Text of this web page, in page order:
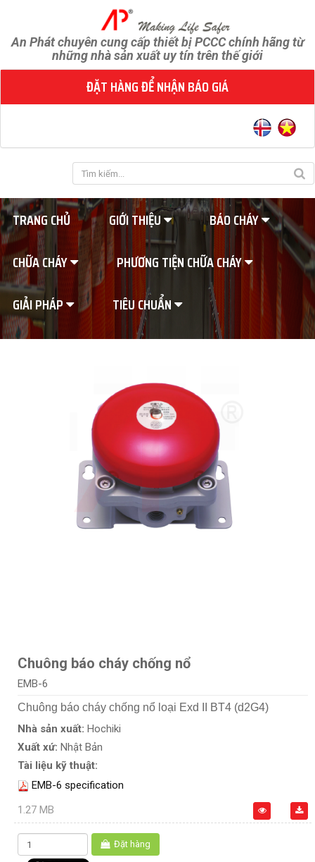
An Phát chuyên cung cấp thiết bị PCCC chính hãng từ
những nhà sản xuất uy tín trên thế giới
ĐẶT HÀNG ĐỂ NHẬN BÁO GIÁ
TRANG CHỦ GIỚI THIỆU
BÁO CHÁY
CHỮA CHÁY
PHƯƠNG TIỆN CHỮA CHÁY
GIẢI PHÁP
TIÊU CHUẨN
Chuông báo cháy chống nổ
EMB-6
Chuông báo cháy chống nổ loại Exd II BT4 (d2G4)
Nhà sản xuất: Hochiki
Xuất xứ: Nhật Bản
Tài liệu kỹ thuật:
EMB-6 specification
1.27 MB
Đặt hàng